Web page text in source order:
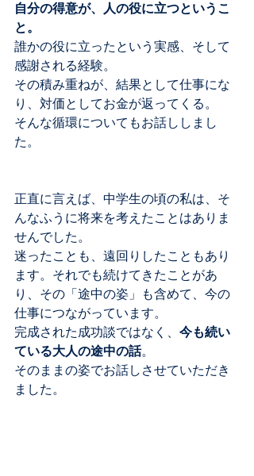
自分の得意が、人の役に立つというこ
と。
誰かの役に立ったという実感、そして
感謝される経験。
その積み重ねが、結果として仕事にな
り、対価としてお金が返ってくる。
そんな循環についてもお話ししまし
た。
正直に言えば、中学生の頃の私は、そ
んなふうに将来を考えたことはありま
せんでした。
迷ったことも、遠回りしたこともあり
ます。それでも続けてきたことがあ
り、その「途中の姿」も含めて、今の
仕事につながっています。
完成された成功談ではなく、 今も続い
ている大人の途中の話。
そのままの姿でお話しさせていただき
ました。